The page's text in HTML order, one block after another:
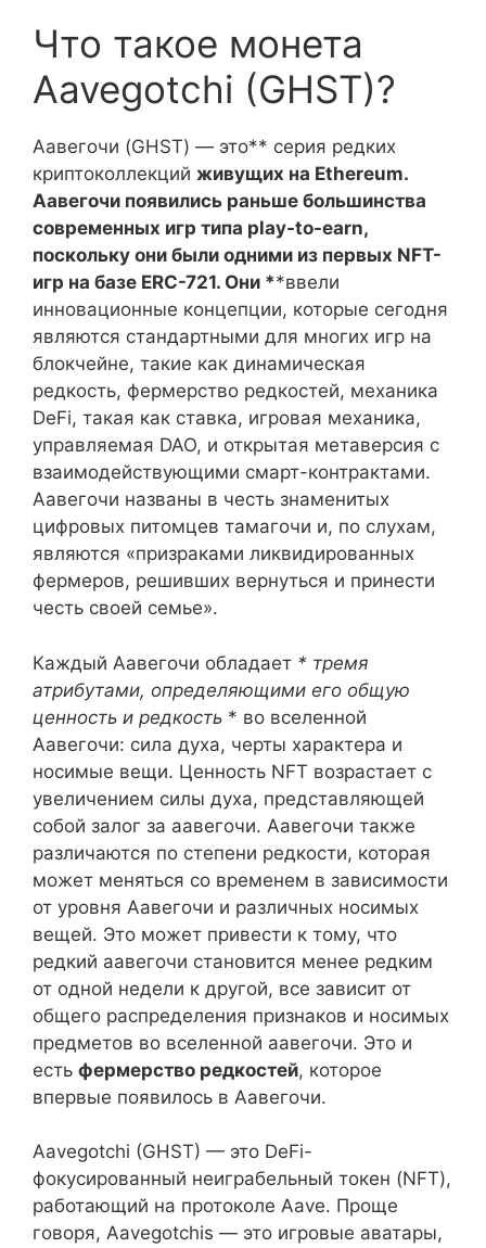
Что такое монета
Aavegotchi (GHST)?
Аавегочи (GHST) — это** серия редких
криптоколлекций живущих на Ethereum.
Аавегочи появились раньше большинства
современных игр типа play-to-earn,
поскольку они были одними из первых NFT-
игр на базе ERC-721. Они **ввели
инновационные концепции, которые сегодня
являются стандартными для многих игр на
блокчейне, такие как динамическая
редкость, фермерство редкостей, механика
DeFi, такая как ставка, игровая механика,
управляемая DAO, и открытая метаверсия с
взаимодействующими смарт-контрактами.
Аавегочи названы в честь знаменитых
цифровых питомцев тамагочи и, по слухам,
являются «призраками ликвидированных
фермеров, решивших вернуться и принести
честь своей семье».
Каждый Аавегочи обладает * тремя
атрибутами, определяющими его общую
ценность и редкость * во вселенной
Аавегочи: сила духа, черты характера и
носимые вещи. Ценность NFT возрастает с
увеличением силы духа, представляющей
собой залог за аавегочи. Аавегочи также
различаются по степени редкости, которая
может меняться со временем в зависимости
от уровня Аавегочи и различных носимых
вещей. Это может привести к тому, что
редкий аавегочи становится менее редким
от одной недели к другой, все зависит от
общего распределения признаков и носимых
предметов во вселенной аавегочи. Это и
есть фермерство редкостей, которое
впервые появилось в Аавегочи.
Aavegotchi (GHST) — это DeFi-
фокусированный неиграбельный токен (NFT),
работающий на протоколе Aave. Проще
говоря, Aavegotchis — это игровые аватары,